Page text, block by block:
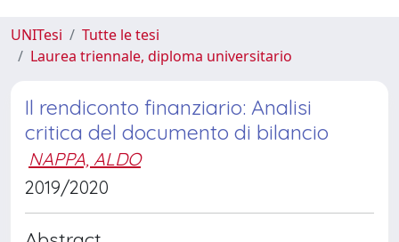
UNITesi
Tutte le tesi
Laurea triennale, diploma universitario
Il rendiconto finanziario: Analisi
critica del documento di bilancio
NAPPA, ALDO
2019/2020